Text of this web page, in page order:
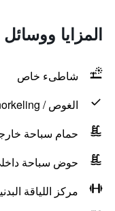
المزايا
شاطىء خاص
الغوص / Snorkeling
حمام سباحة
حوض سباحة
مركز اللياقة